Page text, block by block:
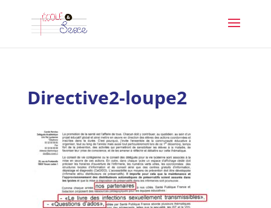
Directive2-loupe2